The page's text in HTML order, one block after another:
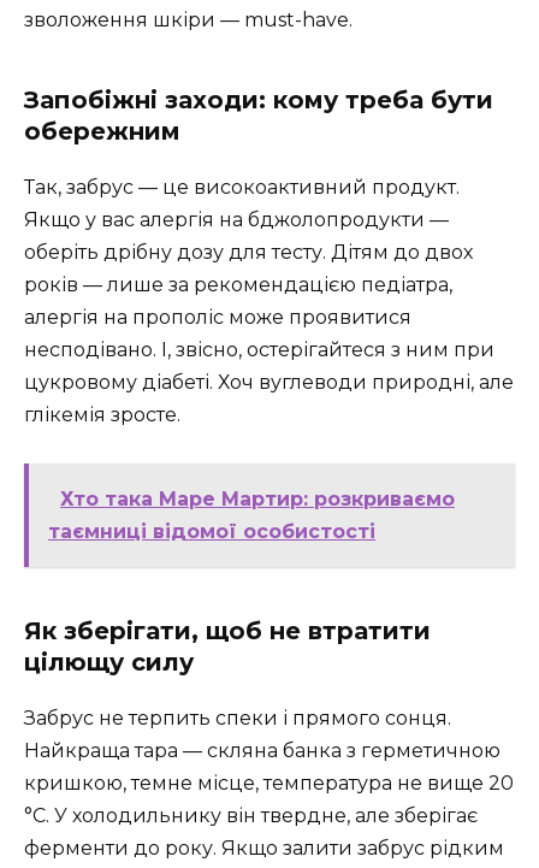
зволоження шкіри — must-have.
Запобіжні заходи: кому треба бути
обережним
Так, забрус — це високоактивний продукт.
Якщо у вас алергія на бджолопродукти —
оберіть дрібну дозу для тесту. Дітям до двох
років — лише за рекомендацією педіатра,
алергія на прополіс може проявитися
несподівано. І, звісно, остерігайтеся з ним при
цукровому діабеті. Хоч вуглеводи природні, але
глікемія зросте.
Хто така Маре Мартир: розкриваємо
таємниці відомої особистості
Як зберігати, щоб не втратити
цілющу силу
Забрус не терпить спеки і прямого сонця.
Найкраща тара — скляна банка з герметичною
кришкою, темне місце, температура не вище 20
°C. У холодильнику він твердне, але зберігає
ферменти до року. Якщо залити забрус рідким